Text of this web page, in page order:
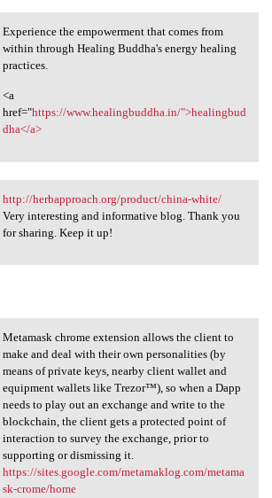
the empowerment
Experience the empowerment that comes from
within through Healing Buddha's energy healing
practices.
<a
href="https://www.healingbuddha.in/">healingbud
dha</a>
herbapproach.org
http://herbapproach.org/product/china-white/
Very interesting and informative blog. Thank you
for sharing. Keep it up!
chrome extension
Metamask chrome extension allows the client to
make and deal with their own personalities (by
means of private keys, nearby client wallet and
equipment wallets like Trezor™), so when a Dapp
needs to play out an exchange and write to the
blockchain, the client gets a protected point of
interaction to survey the exchange, prior to
supporting or dismissing it.
https://sites.google.com/metamaklog.com/metama
sk-crome/home